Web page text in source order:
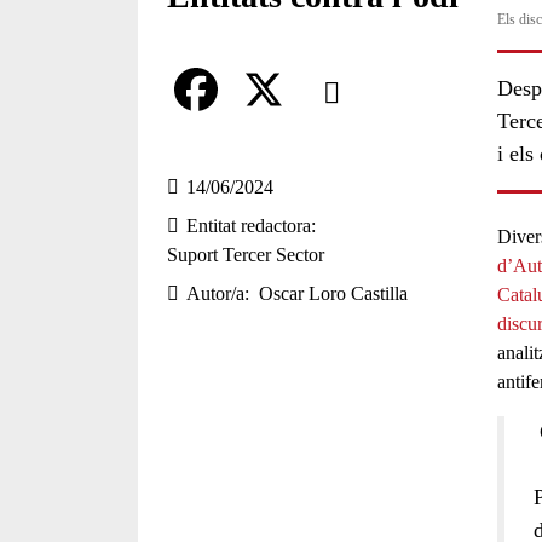
Comparteix
a
c
14/06/2024
Entitat redactora
Suport Tercer Sector
Autor/a
Oscar Loro Castilla
Els
i els